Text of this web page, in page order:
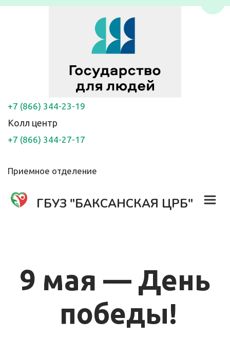
+7 (866) 344-23-19
Колл центр
+7 (866) 344-27-17
Приемное отделение
ГБУЗ "БАКСАНСКАЯ ЦРБ"
9 мая — День
победы!